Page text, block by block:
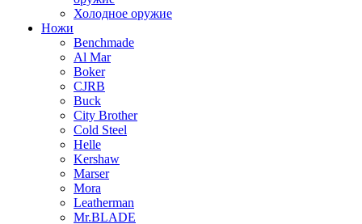
Холодное оружие
Ножи
Benchmade
Al Mar
Boker
CJRB
Buck
City Brother
Cold Steel
Helle
Kershaw
Marser
Mora
Leatherman
Mr.BLADE